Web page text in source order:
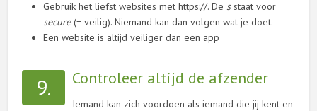
Gebruik het liefst websites met https://. Desstaat voor
secure(= veilig). Niemand kan dan volgen wat je doet.
Een website is altijd veiliger dan een app
9. Controleer altijd de afzender
Iemand kan zich voordoen als iemand die jij kent en